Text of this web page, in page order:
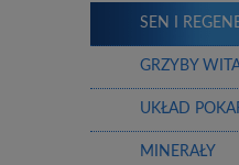
SEN I
GRZYBY
UKŁAD
MINERAŁY